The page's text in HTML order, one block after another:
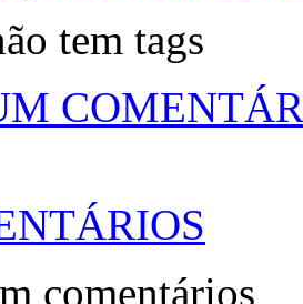
tem tags
comentários